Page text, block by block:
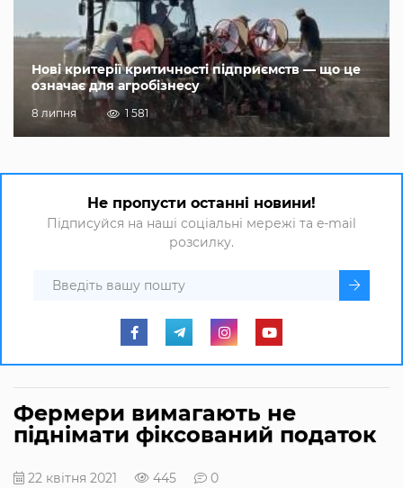
Нові критерії критичності підприємств — що це
означає для агробізнесу
8 липня 1 581
Не пропусти останні новини!
Підписуйся на наші соціальні мережі та e-mail
розсилку.
Фермери вимагають не
піднімати фіксований податок
22 квітня 2021 445 0